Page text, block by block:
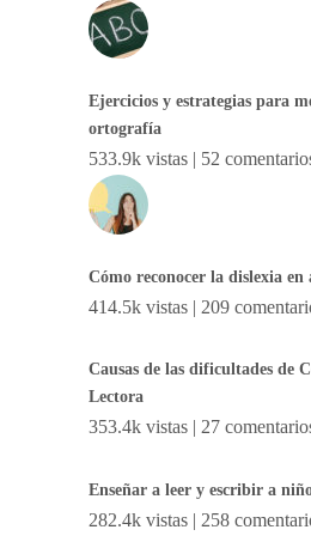
Ejercicios y estrategias para
ortografía
533.9k vistas | 52
Cómo reconocer la dislexia en
414.5k vistas | 209
Causas de las dificultades de
Lectora
353.4k vistas | 27
Enseñar a leer y escribir a
282.4k vistas | 258